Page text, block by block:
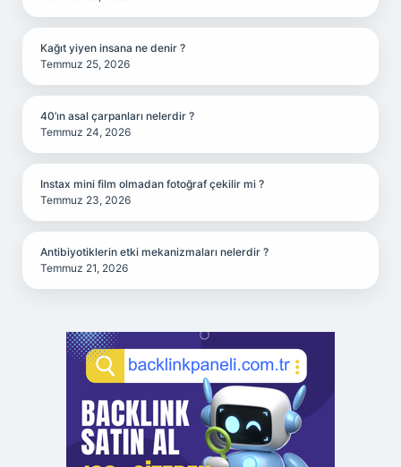
Kağıt yiyen insana ne denir ?
Temmuz 25, 2026
40’ın asal çarpanları nelerdir ?
Temmuz 24, 2026
Instax mini film olmadan fotoğraf çekilir mi ?
Temmuz 23, 2026
Antibiyotiklerin etki mekanizmaları nelerdir ?
Temmuz 21, 2026